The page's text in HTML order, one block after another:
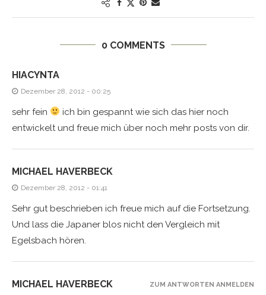
0 COMMENTS
HIACYNTA
Dezember 28, 2012 - 00:25
sehr fein
ich bin gespannt wie sich das hier noch
entwickelt und freue mich über noch mehr posts von dir.
MICHAEL HAVERBECK
Dezember 28, 2012 - 01:41
Sehr gut beschrieben ich freue mich auf die Fortsetzung.
Und lass die Japaner blos nicht den Vergleich mit
Egelsbach hören.
MICHAEL HAVERBECK ZUM ANTWORTEN ANMELDEN